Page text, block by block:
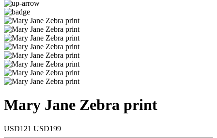
Mary Jane Zebra print
USD121 USD199